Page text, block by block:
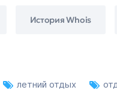
История Whois
летний отдых